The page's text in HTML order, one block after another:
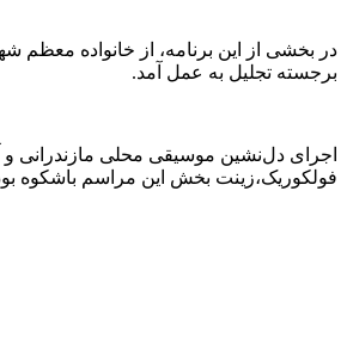
در بخشی از این برنامه، از خانواده معظم
برجسته تجلیل به عمل آمد.
اجرای دل‌نشین موسیقی محلی مازندرانی و
فولکوریک،زینت بخش این مراسم باشکوه